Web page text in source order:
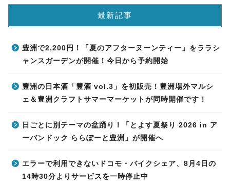
最新記事
豊洲で2,200円！「夏のアフターヌーンティー」をララシ
ャンスガーデンが開催！今日から予約開始
豊洲の日本酒「豊酒 vol.3」を初販売！豊洲場外マルシ
ェ＆豊洲クラフトサマーマーケットが同時開催です！
日ごとに別テーマの盆踊り！「とよす夏祭り 2026 in ア
ーバンドック ららぽーと豊洲」が開催へ
エラーで利用できないドコモ・バイクシェア、8月4日の
14時30分よりサービスを一時停止中